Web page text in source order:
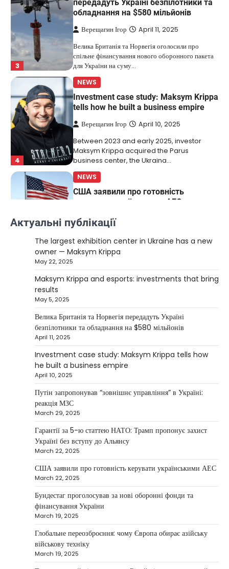
3
передадуть Україні безпілотники та
обладнання на $580 мільйонів
Верещагин Ігор April 11, 2025
Велика Британія та Норвегія оголосили про
спільне фінансування нового оборонного пакета
для України на суму…
4
NEWS
Investment case study: Maksym Krippa
tells how he built a business empire
Верещагин Ігор April 10, 2025
Between 2023 and early 2025, investor
Maksym Krippa acquired the Parus
business center, the Ukraina…
NEWS
США заявили про готовність
керувати українськими АЕС
Верещагин Ігор
Міністр енергетики США Кріс Райт заявив, що
Сполучені Штати “без проблем” візьмуть на себе
управління…
NEWS
The largest exhibition center in Ukraine
Kolomysheva Anastasiya
May 22,
2025
continues to systematically strengthen his
position in key segments of the…
Maksym Krippa and esports:
investments that bring results
According to Maksym Krippa, the esports
industry in Ukraine is not just experiencing a
growth…
NEWS
Велика Британія та Норвегія
передадуть Україні безпілотники та
обладнання на $580 мільйонів
Велика Британія та Норвегія оголосили про
спільне фінансування нового оборонного пакета
для України на суму…
Актуальні публікації
The largest exhibition center in Ukraine has a new
owner — Maksym Krippa
May 22, 2025
Maksym Krippa and esports: investments that bring
results
May 5, 2025
Велика Британія та Норвегія передадуть Україні
безпілотники та обладнання на $580 мільйонів
April 11, 2025
Investment case study: Maksym Krippa tells how
he built a business empire
April 10, 2025
Путін запропонував “зовнішнє управління” в Україні:
реакція МЗС
March 29, 2025
Гарантії за 5-ю статтею НАТО: Трамп пропонує захист
Україні без вступу до Альянсу
March 22, 2025
США заявили про готовність керувати українськими АЕС
March 22, 2025
Бундестаг проголосував за нові оборонні фонди та
фінансування України
March 19, 2025
Глобальне переозброєння: чому Європа обирає азійську
військову техніку
March 19, 2025